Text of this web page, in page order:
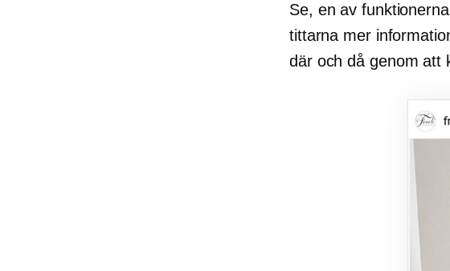
Se, en av
tittarna mer
där och då genom att